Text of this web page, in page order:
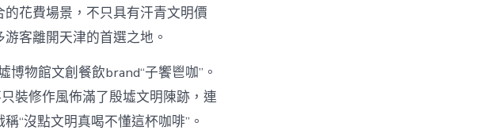
花費場景，不只具有汗青文明價
客離開天津的首選之地。
博物館文創餐飲brand“子饗鬯咖”。
裝修作風佈滿了殷墟文明陳跡，連
“沒點文明真喝不懂這杯咖啡”。